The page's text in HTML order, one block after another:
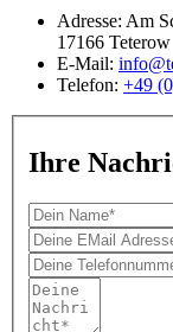
Adresse: Am
17166 Teterow
E-Mail:
Telefon: +49
Ihre